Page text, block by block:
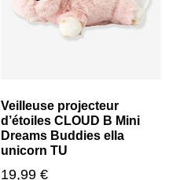
Veilleuse projecteur
d’étoiles CLOUD B Mini
Dreams Buddies ella
unicorn TU
19,99 €